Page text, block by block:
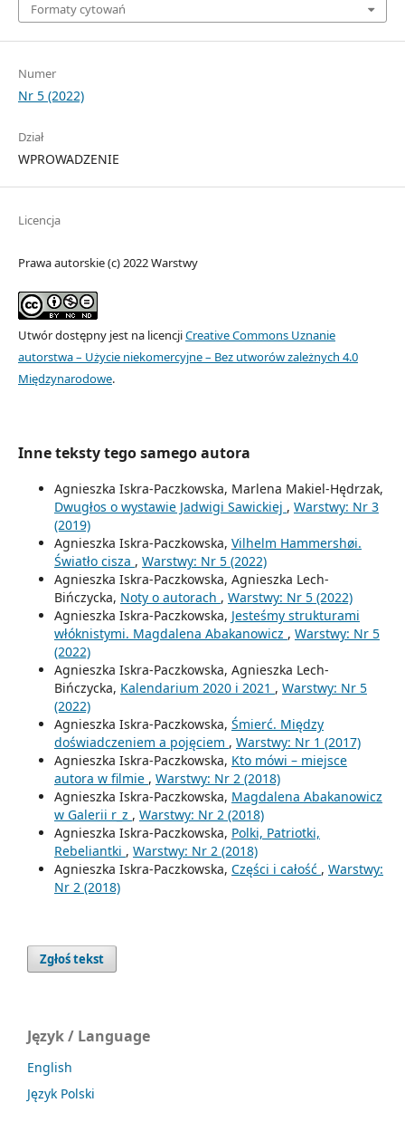
Formaty cytowań
Numer
Nr 5 (2022)
Dział
WPROWADZENIE
Licencja
Prawa autorskie (c) 2022 Warstwy
Utwór dostępny jest na licencjiCreative Commons Uznanie
autorstwa – Użycie niekomercyjne – Bez utworów zależnych 4.0
Międzynarodowe.
Inne teksty tego samego autora
Agnieszka Iskra-Paczkowska, Marlena Makiel-Hędrzak,
Dwugłos o wystawie Jadwigi Sawickiej , Warstwy: Nr 3
(2019)
Agnieszka Iskra-Paczkowska, Vilhelm Hammershøi.
Światło cisza , Warstwy: Nr 5 (2022)
Agnieszka Iskra-Paczkowska, Agnieszka Lech-
Bińczycka, Noty o autorach , Warstwy: Nr 5 (2022)
Agnieszka Iskra-Paczkowska, Jesteśmy strukturami
włóknistymi. Magdalena Abakanowicz , Warstwy: Nr 5
(2022)
Agnieszka Iskra-Paczkowska, Agnieszka Lech-
Bińczycka, Kalendarium 2020 i 2021 , Warstwy: Nr 5
(2022)
Agnieszka Iskra-Paczkowska, Śmierć. Między
doświadczeniem a pojęciem , Warstwy: Nr 1 (2017)
Agnieszka Iskra-Paczkowska, Kto mówi – miejsce
autora w filmie , Warstwy: Nr 2 (2018)
Agnieszka Iskra-Paczkowska, Magdalena Abakanowicz
w Galerii r_z , Warstwy: Nr 2 (2018)
Agnieszka Iskra-Paczkowska, Polki, Patriotki,
Rebeliantki , Warstwy: Nr 2 (2018)
Agnieszka Iskra-Paczkowska, Części i całość , Warstwy:
Nr 2 (2018)
Zgłoś tekst
Język / Language
English
Język Polski